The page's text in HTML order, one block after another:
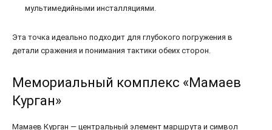
мультимедийными инсталляциями.
Эта точка идеально подходит для глубокого погружения в
детали сражения и понимания тактики обеих сторон.
Мемориальный комплекс «Мамаев
Курган»
Мамаев Курган — центральный элемент маршрута и символ